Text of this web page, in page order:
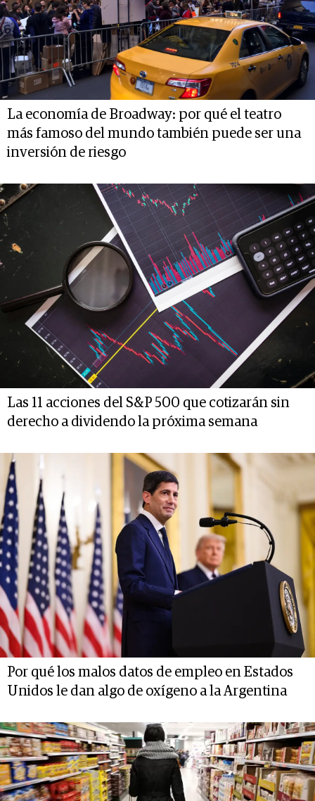
La economía de Broadway: por qué el teatro
más famoso del mundo también puede ser una
inversión de riesgo
Las 11 acciones del S&P 500 que cotizarán sin
derecho a dividendo la próxima semana
Por qué los malos datos de empleo en Estados
Unidos le dan algo de oxígeno a la Argentina